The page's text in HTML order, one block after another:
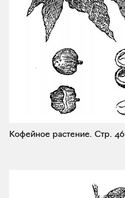
Кофейное растение. Стр. 46